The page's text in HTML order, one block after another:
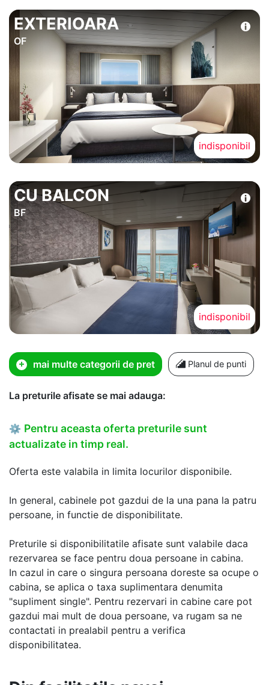
EXTERIOARA
OF
indisponibil
CU BALCON
BF
indisponibil
mai multe categorii de pret Planul de punti
La preturile afisate se mai adauga:
⚙ Pentru aceasta oferta preturile sunt
actualizate in timp real.
Oferta este valabila in limita locurilor disponibile.
In general, cabinele pot gazdui de la una pana la patru
persoane, in functie de disponibilitate.
Preturile si disponibilitatile afisate sunt valabile daca
rezervarea se face pentru doua persoane in cabina.
In cazul in care o singura persoana doreste sa ocupe o
cabina, se aplica o taxa suplimentara denumita
"supliment single". Pentru rezervari in cabine care pot
gazdui mai mult de doua persoane, va rugam sa ne
contactati in prealabil pentru a verifica
disponibilitatea.